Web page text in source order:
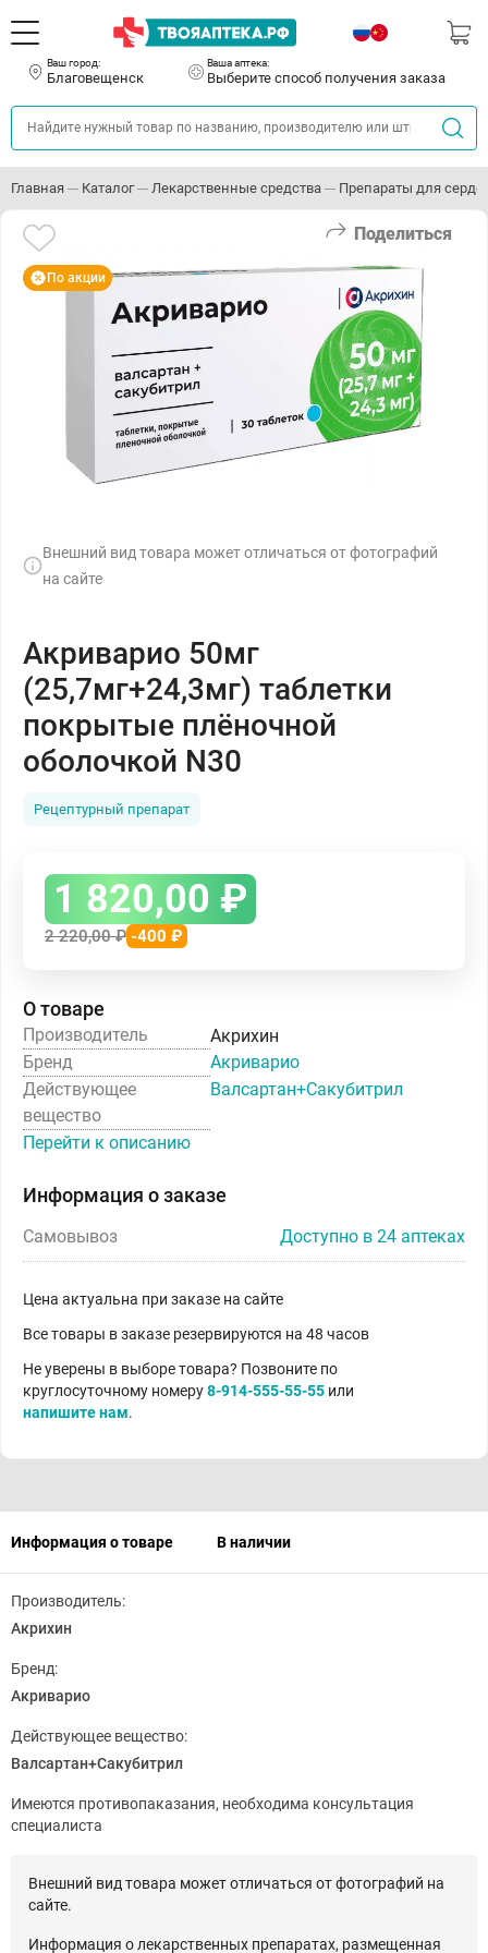
Ваш город:
Благовещенск
Ваша аптека:
Выберите способ получения заказа
Главная Каталог Лекарственные средства Препараты для
Поделиться
По акции
Внешний вид товара может отличаться от фотографий
на сайте
Акриварио 50мг
(25,7мг+24,3мг) таблетки
покрытые плёночной
оболочкой N30
Рецептурный препарат
1 820,00 ₽
2 220,00₽ -400 ₽
О товаре
Производитель
Акрихин
Бренд
Акриварио
Действующее
вещество
Валсартан+Сакубитрил
Перейти к описанию
Информация о заказе
Самовывоз Доступно в 24 аптеках
Цена актуальна при заказе на сайте
Все товары в заказе резервируются на 48 часов
Не уверены в выборе товара? Позвоните по
круглосуточному номеру8-914-555-55-55 или
напишите нам.
Информация о товаре В наличии
Производитель:
Акрихин
Бренд:
Акриварио
Действующее вещество:
Валсартан+Сакубитрил
Имеются противопаказания, необходима консультация
специалиста
Внешний вид товара может отличаться от фотографий на
сайте.
Информация о лекарственных препаратах, размещенная